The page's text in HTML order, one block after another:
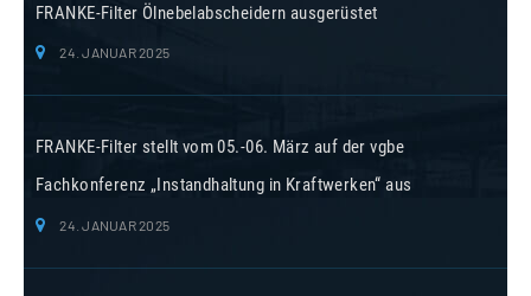
FRANKE-Filter Ölnebelabscheidern ausgerüstet
24. JANUAR 2025
FRANKE-Filter stellt vom 05.-06. März auf der vgbe
Fachkonferenz „Instandhaltung in Kraftwerken“ aus
24. JANUAR 2025